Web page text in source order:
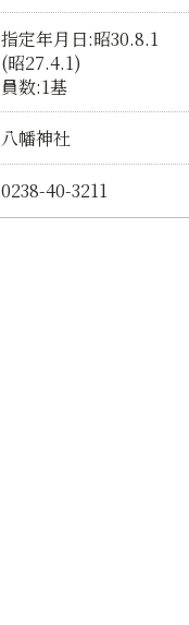
指定年月日:昭30.8.1
(昭27.4.1)
員数:1基
八幡神社
0238-40-3211